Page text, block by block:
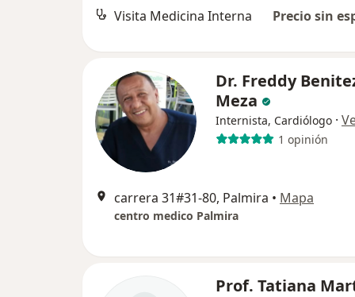
Visita Medicina Interna Precio sin
Dr. Freddy
Meza
Internista, Cardiólogo ·
1 opinión
carrera 31#31-80, Palmira • Mapa
centro medico Palmira
Prof. Tatiana